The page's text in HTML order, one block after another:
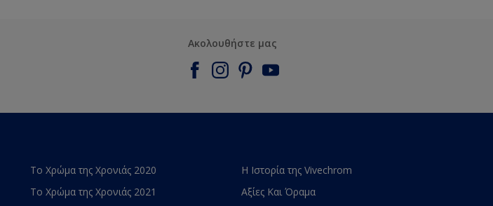
Ακολουθήστε μας
Το Χρώμα της Χρονιάς 2020
Το Χρώμα της Χρονιάς 2021
Η Ιστορία της Vivechrom
Αξίες Και Όραμα